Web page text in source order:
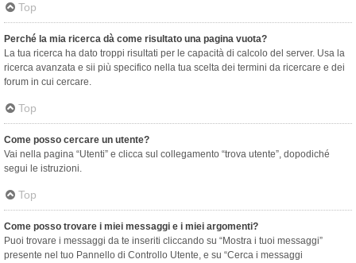
Top
Perché la mia ricerca dà come risultato una pagina vuota?
La tua ricerca ha dato troppi risultati per le capacità di calcolo del server. Usa la
ricerca avanzata e sii più specifico nella tua scelta dei termini da ricercare e dei
forum in cui cercare.
Top
Come posso cercare un utente?
Vai nella pagina “Utenti” e clicca sul collegamento “trova utente”, dopodiché
segui le istruzioni.
Top
Come posso trovare i miei messaggi e i miei argomenti?
Puoi trovare i messaggi da te inseriti cliccando su “Mostra i tuoi messaggi”
presente nel tuo Pannello di Controllo Utente, e su “Cerca i messaggi